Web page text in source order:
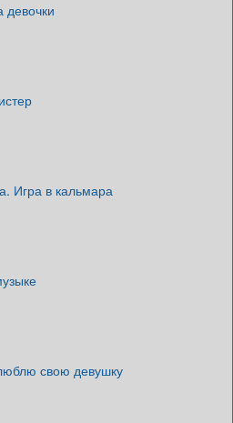
Игра в кальмара
свою девушку